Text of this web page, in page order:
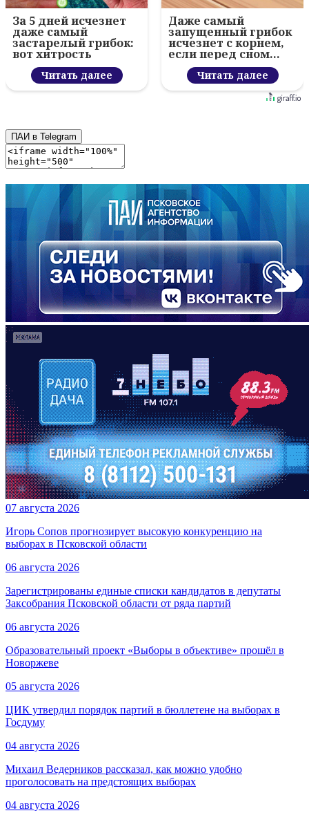
За 5 дней исчезнет
даже самый
застарелый грибок:
вот хитрость
Читать далее
Даже самый
запущенный грибок
исчезнет с корнем,
если перед сном…
Читать далее
ПАИ в Telegram
07 августа 2026
Игорь Сопов прогнозирует высокую конкуренцию на
выборах в Псковской области
06 августа 2026
Зарегистрированы единые списки кандидатов в депутаты
Заксобрания Псковской области от ряда партий
06 августа 2026
Образовательный проект «Выборы в объективе» прошёл в
Новоржеве
05 августа 2026
ЦИК утвердил порядок партий в бюллетене на выборах в
Госдуму
04 августа 2026
Михаил Ведерников рассказал, как можно удобно
проголосовать на предстоящих выборах
04 августа 2026